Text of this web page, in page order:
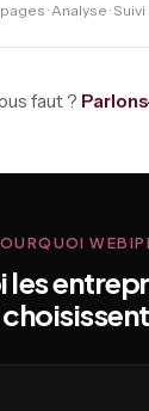
· Analyse · Suivi
faut ?
les
choisissent